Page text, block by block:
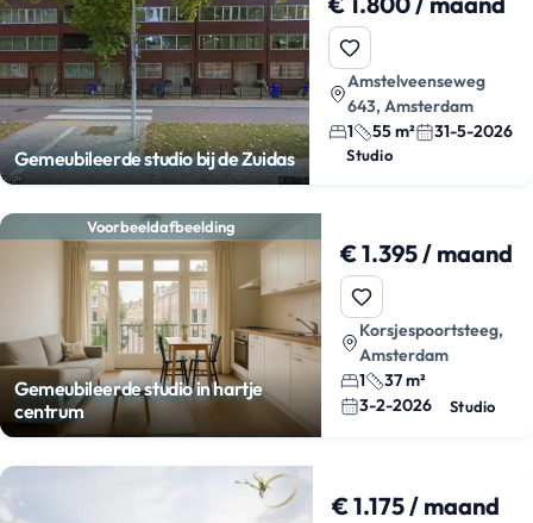
Gemeubileerde studio bij de Zuidas
Amstelveenseweg
643, Amsterdam
1
55 m² 31-5-2026
Studio
Voorbeeldafbeelding
Gemeubileerde studio in hartje
centrum
€ 1.395 / maand
Korsjespoortsteeg,
Amsterdam
1
37 m²
3-2-2026
Studio
€ 1.175 / maand